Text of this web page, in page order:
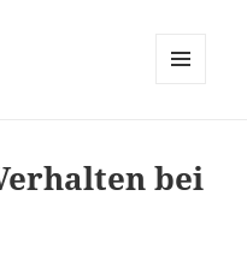
bei